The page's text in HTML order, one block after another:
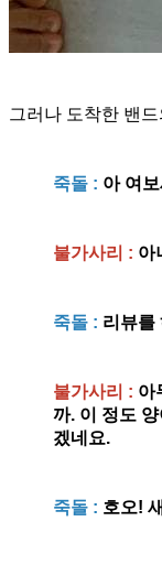
그러나 도착한 밴
죽돌 : 아 여
불가사리 : 아
죽돌 : 리뷰를
불가사리 : 아
까. 이 정도
겠네요.
죽돌 : 호오!